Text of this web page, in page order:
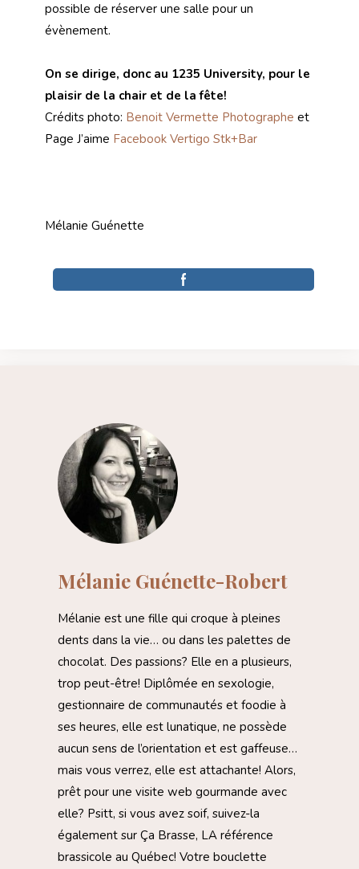
possible de réserver une salle pour un
évènement.
On se dirige, donc au 1235 University, pour le
plaisir de la chair et de la fête!
Crédits photo: Benoit Vermette Photographe et
Page J’aime Facebook Vertigo Stk+Bar
Mélanie Guénette
Mélanie Guénette-Robert
Mélanie est une fille qui croque à pleines
dents dans la vie… ou dans les palettes de
chocolat. Des passions? Elle en a plusieurs,
trop peut-être! Diplômée en sexologie,
gestionnaire de communautés et foodie à
ses heures, elle est lunatique, ne possède
aucun sens de l’orientation et est gaffeuse…
mais vous verrez, elle est attachante! Alors,
prêt pour une visite web gourmande avec
elle? Psitt, si vous avez soif, suivez-la
également sur Ça Brasse, LA référence
brassicole au Québec! Votre bouclette